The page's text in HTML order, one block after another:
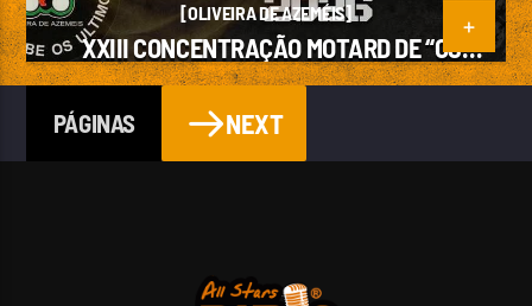
[OLIVEIRA DE AZEMÉIS]
XXIII CONCENTRAÇÃO MOTARD DE “OS
ÚLTIMOS”
PÁGINAS NEXT